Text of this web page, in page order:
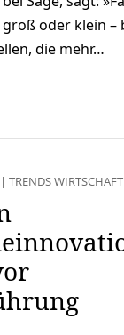
oder klein –
die mehr…
| TRENDS WIRTSCHAFT